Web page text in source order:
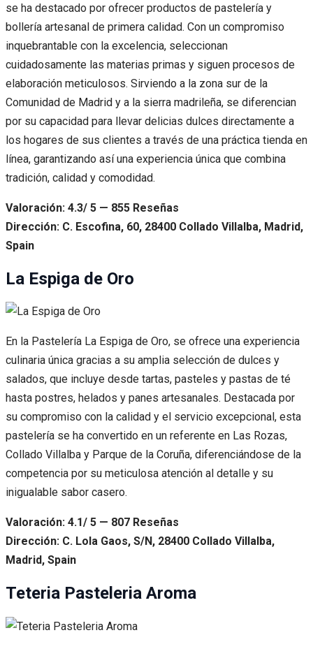
se ha destacado por ofrecer productos de pastelería y
bollería artesanal de primera calidad. Con un compromiso
inquebrantable con la excelencia, seleccionan
cuidadosamente las materias primas y siguen procesos de
elaboración meticulosos. Sirviendo a la zona sur de la
Comunidad de Madrid y a la sierra madrileña, se diferencian
por su capacidad para llevar delicias dulces directamente a
los hogares de sus clientes a través de una práctica tienda en
línea, garantizando así una experiencia única que combina
tradición, calidad y comodidad.
Valoración: 4.3/ 5 — 855 Reseñas
Dirección: C. Escofina, 60, 28400 Collado Villalba, Madrid,
Spain
La Espiga de Oro
En la Pastelería La Espiga de Oro, se ofrece una experiencia
culinaria única gracias a su amplia selección de dulces y
salados, que incluye desde tartas, pasteles y pastas de té
hasta postres, helados y panes artesanales. Destacada por
su compromiso con la calidad y el servicio excepcional, esta
pastelería se ha convertido en un referente en Las Rozas,
Collado Villalba y Parque de la Coruña, diferenciándose de la
competencia por su meticulosa atención al detalle y su
inigualable sabor casero.
Valoración: 4.1/ 5 — 807 Reseñas
Dirección: C. Lola Gaos, S/N, 28400 Collado Villalba,
Madrid, Spain
Teteria Pasteleria Aroma